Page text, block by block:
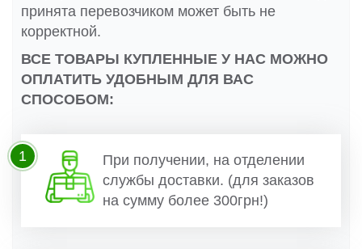
принята перевозчиком может быть не
корректной.
ВСЕ ТОВАРЫ КУПЛЕННЫЕ У НАС МОЖНО
ОПЛАТИТЬ УДОБНЫМ ДЛЯ ВАС
СПОСОБОМ:
При получении, на отделении
службы доставки. (для заказов
на сумму более 300грн!)
1